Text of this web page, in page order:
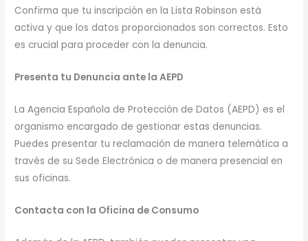
Confirma que tu inscripción en la Lista Robinson está
activa y que los datos proporcionados son correctos. Esto
es crucial para proceder con la denuncia.
Presenta tu Denuncia ante la AEPD
La Agencia Española de Protección de Datos (AEPD) es el
organismo encargado de gestionar estas denuncias.
Puedes presentar tu reclamación de manera telemática a
través de su Sede Electrónica o de manera presencial en
sus oficinas.
Contacta con la Oficina de Consumo